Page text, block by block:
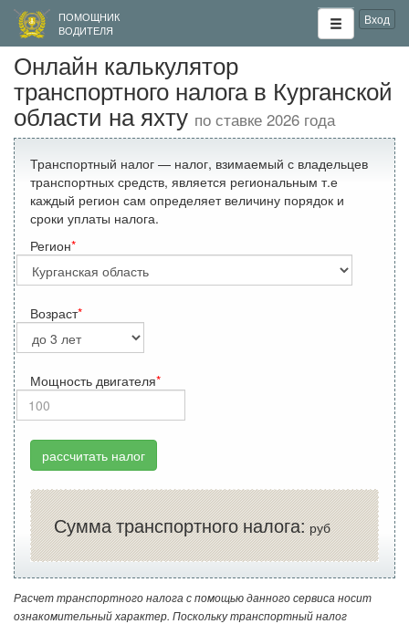
ПОМОЩНИК
ВОДИТЕЛЯ
Вход
Онлайн калькулятор
транспортного налога в Курганской
области на яхту по ставке 2026 года
Транспортный налог — налог, взимаемый с владельцев
транспортных средств, является региональным т.е
каждый регион сам определяет величину порядок и
сроки уплаты налога.
Регион
Возраст
Мощность двигателя
рассчитать налог
Сумма транспортного налога:руб
Расчет транспортного налога с помощью данного сервиса носит
ознакомительный характер. Поскольку транспортный налог